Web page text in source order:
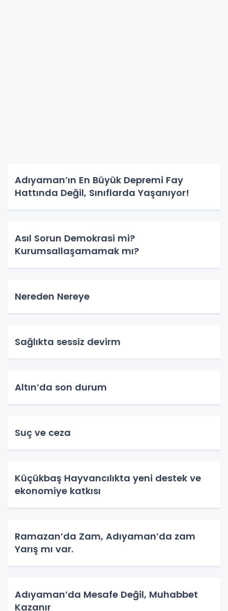
Adıyaman’ın En Büyük Depremi Fay
Hattında Değil, Sınıflarda Yaşanıyor!
Asıl Sorun Demokrasi mi?
Kurumsallaşamamak mı?
Nereden Nereye
Sağlıkta sessiz devirm
Altın’da son durum
Suç ve ceza
Küçükbaş Hayvancılıkta yeni destek ve
ekonomiye katkısı
Ramazan’da Zam, Adıyaman’da zam
Yarış mı var.
Adıyaman’da Mesafe Değil, Muhabbet
Kazanır